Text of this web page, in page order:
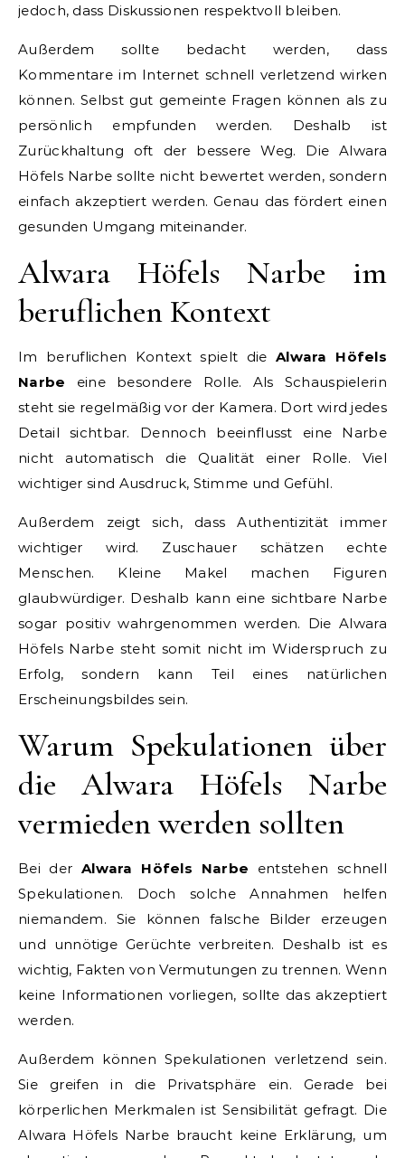
jedoch, dass Diskussionen respektvoll bleiben.
Außerdem sollte bedacht werden, dass
Kommentare im Internet schnell verletzend wirken
können. Selbst gut gemeinte Fragen können als zu
persönlich empfunden werden. Deshalb ist
Zurückhaltung oft der bessere Weg. Die Alwara
Höfels Narbe sollte nicht bewertet werden, sondern
einfach akzeptiert werden. Genau das fördert einen
gesunden Umgang miteinander.
Alwara Höfels Narbe im
beruflichen Kontext
Im beruflichen Kontext spielt die Alwara Höfels
Narbe eine besondere Rolle. Als Schauspielerin
steht sie regelmäßig vor der Kamera. Dort wird jedes
Detail sichtbar. Dennoch beeinflusst eine Narbe
nicht automatisch die Qualität einer Rolle. Viel
wichtiger sind Ausdruck, Stimme und Gefühl.
Außerdem zeigt sich, dass Authentizität immer
wichtiger wird. Zuschauer schätzen echte
Menschen. Kleine Makel machen Figuren
glaubwürdiger. Deshalb kann eine sichtbare Narbe
sogar positiv wahrgenommen werden. Die Alwara
Höfels Narbe steht somit nicht im Widerspruch zu
Erfolg, sondern kann Teil eines natürlichen
Erscheinungsbildes sein.
Warum Spekulationen über
die Alwara Höfels Narbe
vermieden werden sollten
Bei der Alwara Höfels Narbe entstehen schnell
Spekulationen. Doch solche Annahmen helfen
niemandem. Sie können falsche Bilder erzeugen
und unnötige Gerüchte verbreiten. Deshalb ist es
wichtig, Fakten von Vermutungen zu trennen. Wenn
keine Informationen vorliegen, sollte das akzeptiert
werden.
Außerdem können Spekulationen verletzend sein.
Sie greifen in die Privatsphäre ein. Gerade bei
körperlichen Merkmalen ist Sensibilität gefragt. Die
Alwara Höfels Narbe braucht keine Erklärung, um